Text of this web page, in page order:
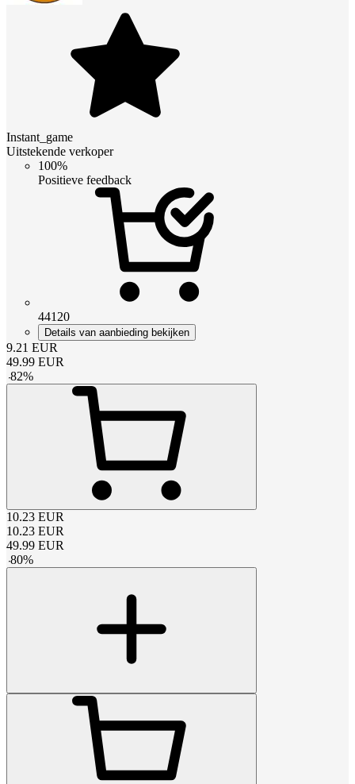
Instant_game
Uitstekende verkoper
100%
Positieve feedback
44120
Details van aanbieding bekijken
9.21 EUR
49.99 EUR
-82%
10.23 EUR
10.23 EUR
49.99 EUR
-80%